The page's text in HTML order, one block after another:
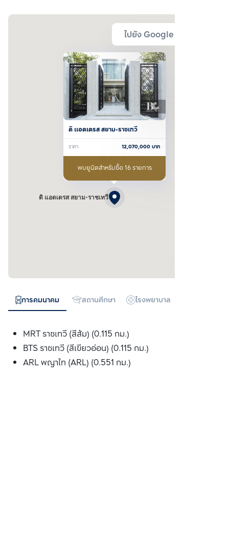
ไปยัง Google Map
ดิ แอดเดรส สยาม-ราชเทวี
ดิ แอดเดรส สยาม-ราชเทวี
ราคา 12,070,000บาท
พบยูนิตสำหรับซื้อ 16 รายการ
การคมนาคม สถานศึกษา โรงพยาบาล
MRT ราชเทวี (สีส้ม) (0.115 กม.)
BTS ราชเทวี (สีเขียวอ่อน) (0.115 กม.)
ARL พญาไท (ARL) (0.551 กม.)